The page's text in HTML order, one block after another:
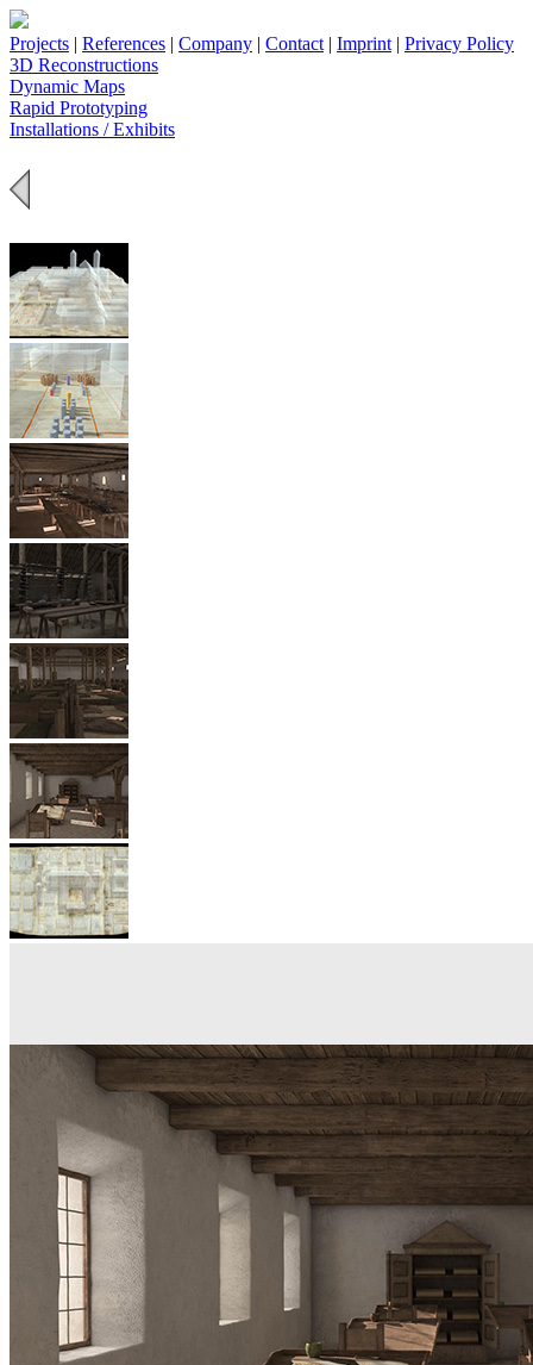
Projects | References | Company | Contact | Imprint | Privacy Policy
3D Reconstructions
Dynamic Maps
Rapid Prototyping
Installations / Exhibits